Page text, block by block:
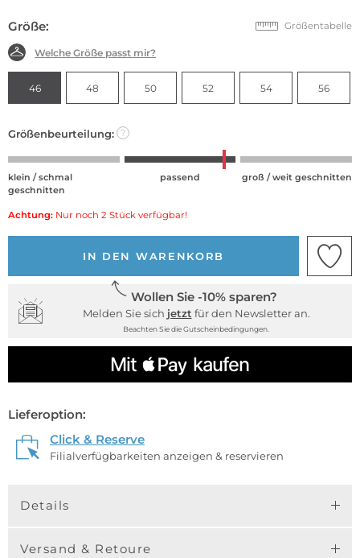
Größe: Größentabelle
Welche Größe passt mir?
46 48 50 52 54 56
Größenbeurteilung: ?
klein / schmal
geschnitten
passend groß / weit geschnitten
Achtung: Nur noch 2 Stück verfügbar!
IN DEN WARENKORB
Wollen Sie -10% sparen?
Melden Sie sich jetzt für den Newsletter an.
Beachten Sie die Gutscheinbedingungen.
Lieferoption:
Click & Reserve
Filialverfügbarkeiten anzeigen & reservieren
Details
Versand & Retoure